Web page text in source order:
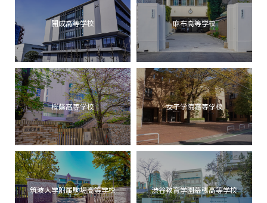
開成高等学校 麻布高等学校
桜蔭高等学校 女子学院高等学校
筑波大学附属駒場高等学校 渋谷教育学園幕張高等学校